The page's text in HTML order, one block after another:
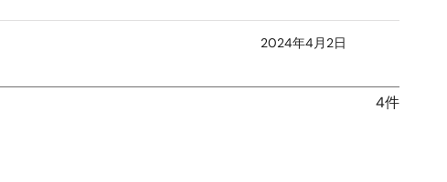
2024年4月2日
4件